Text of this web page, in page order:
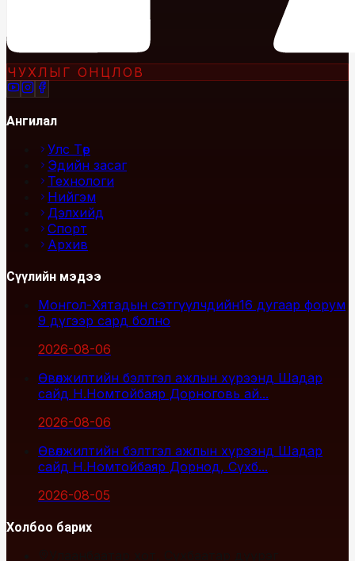
ЧУХЛЫГ ОНЦЛОВ
Ангилал
Улс Төр
Эдийн засаг
Технологи
Нийгэм
Дэлхийд
Спорт
Архив
Сүүлийн мэдээ
Монгол-Хятадын сэтгүүлчдийн16 дугаар форум
9 дүгээр сард болно
2026-08-06
Өвөлжилтийн бэлтгэл ажлын хүрээнд Шадар
сайд Н.Номтойбаяр Дорноговь ай...
2026-08-06
Өвөлжилтийн бэлтгэл ажлын хүрээнд Шадар
сайд Н.Номтойбаяр Дорнод, Сүхб...
2026-08-05
Холбоо барих